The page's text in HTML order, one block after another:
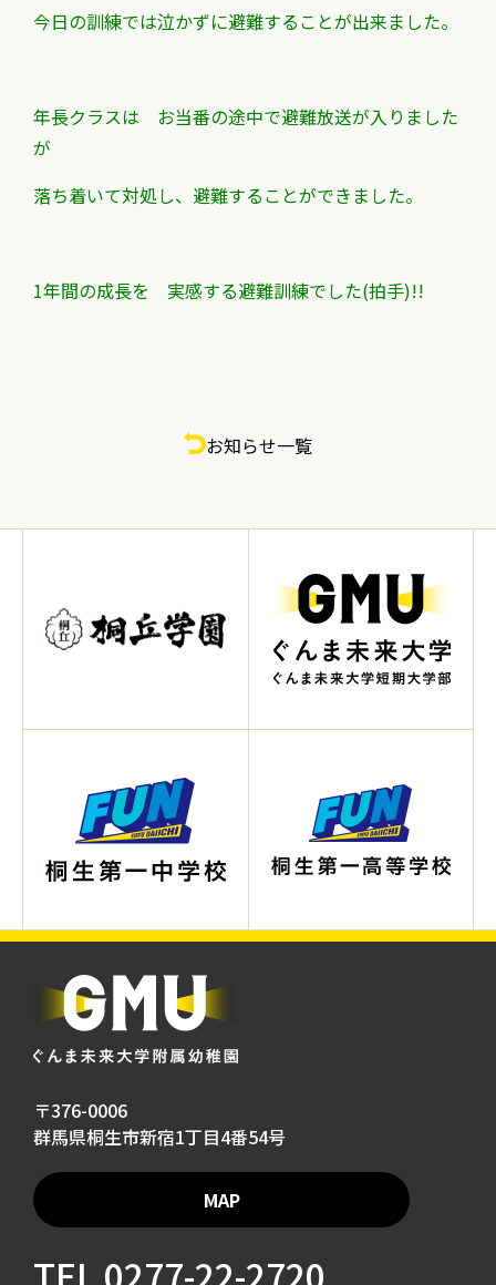
今日の訓練では泣かずに避難することが出来ました。
年長クラスは お当番の途中で避難放送が入りました
が
落ち着いて対処し、避難することができました。
1年間の成長を 実感する避難訓練でした(拍手)!!
お知らせ一覧
〒376-0006
群馬県桐生市新宿1丁目4番54号
MAP